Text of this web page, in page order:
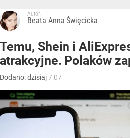
Autor:
Beata Anna Święcicka
Temu, Shein i
atrakcyjne. Polaków
Dodano:dzisiaj7:07